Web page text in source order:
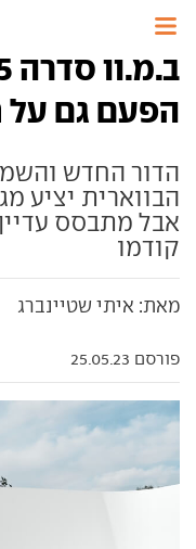
הפעם גם
הדור החדש
הבווארית יציע
אבל מתבסס
קודמו
מאת: איתי שטיינברג
פורסם 25.05.23